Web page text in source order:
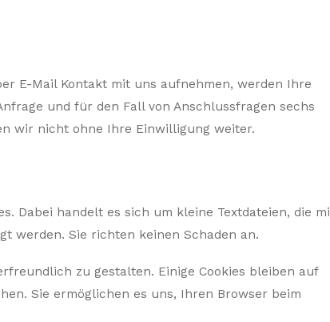
E-Mail Kontakt mit uns aufnehmen, werden Ihre
und für den Fall von Anschlussfragen sechs
wir nicht ohne Ihre Einwilligung weiter.
Dabei handelt es sich um kleine Textdateien, die
werden. Sie richten keinen Schaden an.
zu gestalten. Einige Cookies bleiben auf
Sie ermöglichen es uns, Ihren Browser beim